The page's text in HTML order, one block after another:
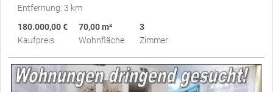
Entfernung: 3 km
180.000,00 €
Kaufpreis
70,00 m²
Wohnfläche
3
Zimmer